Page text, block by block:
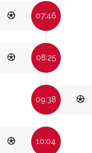
07:46
08:25
09:38
10:04